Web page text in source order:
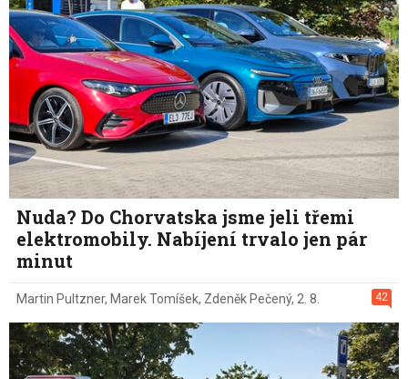
Nuda? Do Chorvatska jsme jeli třemi
elektromobily. Nabíjení trvalo jen pár
minut
42
Martin Pultzner, Marek Tomíšek, Zdeněk Pečený, 2. 8.